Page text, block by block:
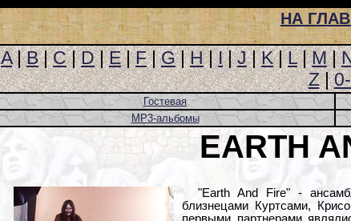
НА
A|B|C|D|E|F|G|H|I|J|K|L|M|
Z|
Гостевая
MP3-альбомы
EARTH
"Earth And Fire" -
близнецами Куртсами,
первыми партнерами